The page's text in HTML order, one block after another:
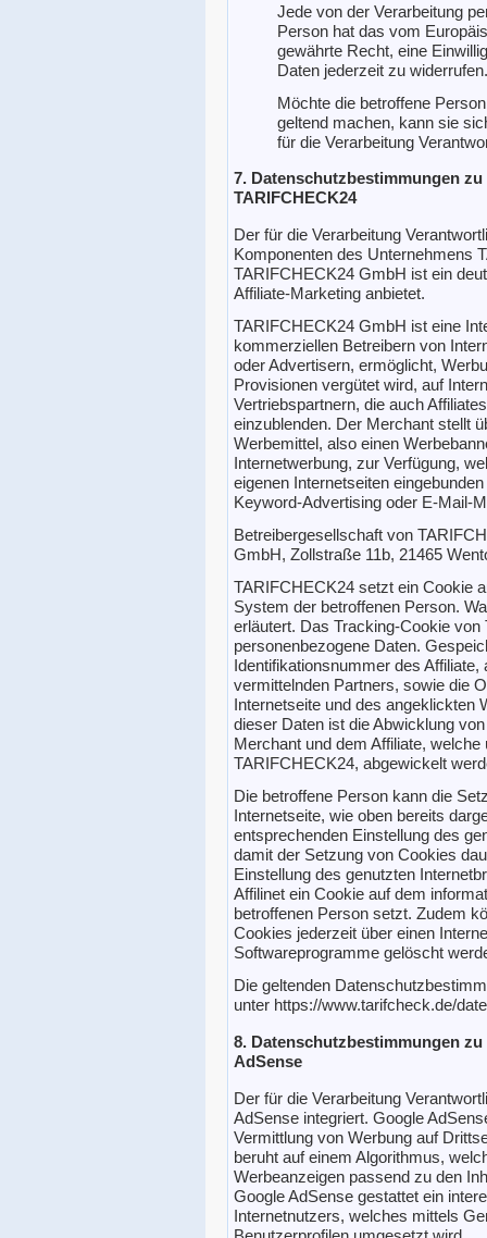
Jede von der Verarbeitung
Person hat das vom
gewährte Recht, eine
Daten jederzeit zu widerrufen.
Möchte die betroffene
geltend machen, kann sie
für die Verarbeitung
7. Datenschutzbestimmungen
TARIFCHECK24
Der für die Verarbeitung
Komponenten des Unternehmens
TARIFCHECK24 GmbH ist ein
Affiliate-Marketing anbietet.
TARIFCHECK24 GmbH ist eine
kommerziellen Betreibern von
oder Advertisern, ermöglicht,
Provisionen vergütet wird, auf
Vertriebspartnern, die auch
einzublenden. Der Merchant stellt
Werbemittel, also einen
Internetwerbung, zur Verfügung,
eigenen Internetseiten
Keyword-Advertising oder E-Mail-
Betreibergesellschaft von
GmbH, Zollstraße 11b, 21465
TARIFCHECK24 setzt ein Cookie
System der betroffenen Person.
erläutert. Das Tracking-Cookie
personenbezogene Daten.
Identifikationsnummer des
vermittelnden Partners, sowie die
Internetseite und des angeklickten
dieser Daten ist die Abwicklung
Merchant und dem Affiliate,
TARIFCHECK24, abgewickelt
Die betroffene Person kann die
Internetseite, wie oben bereits
entsprechenden Einstellung des
damit der Setzung von Cookies
Einstellung des genutzten
Affilinet ein Cookie auf dem
betroffenen Person setzt. Zudem
Cookies jederzeit über einen
Softwareprogramme gelöscht
Die geltenden
unter https://www.tarifcheck.de/
8. Datenschutzbestimmungen
AdSense
Der für die Verarbeitung
AdSense integriert. Google
Vermittlung von Werbung auf
beruht auf einem Algorithmus,
Werbeanzeigen passend zu den
Google AdSense gestattet ein
Internetnutzers, welches mittels